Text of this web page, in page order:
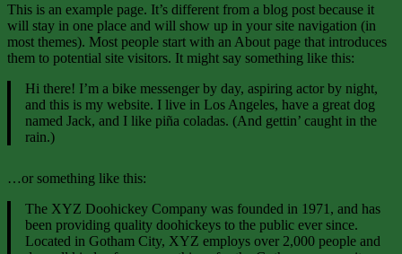
This is an example page. It’s different from a blog post because it
will stay in one place and will show up in your site navigation (in
most themes). Most people start with an About page that introduces
them to potential site visitors. It might say something like this:
Hi there! I’m a bike messenger by day, aspiring actor by night,
and this is my website. I live in Los Angeles, have a great dog
named Jack, and I like piña coladas. (And gettin’ caught in the
rain.)
…or something like this:
The XYZ Doohickey Company was founded in 1971, and has
been providing quality doohickeys to the public ever since.
Located in Gotham City, XYZ employs over 2,000 people and